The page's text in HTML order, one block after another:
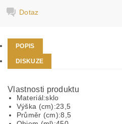
Dotaz
POPIS
DISKUZE
Vlastnosti produktu
Materiál:sklo
Výška (cm):23,5
Průměr (cm):8,5